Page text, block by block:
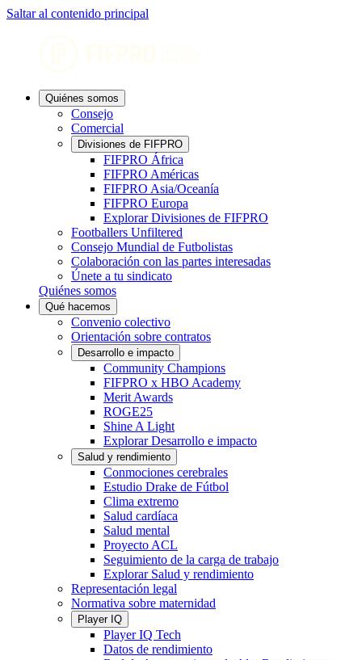
Saltar al contenido principal
Quiénes somos
Consejo
Comercial
Divisiones de FIFPRO
FIFPRO África
FIFPRO Américas
FIFPRO Asia/Oceanía
FIFPRO Europa
Explorar Divisiones de FIFPRO
Footballers Unfiltered
Consejo Mundial de Futbolistas
Colaboración con las partes interesadas
Únete a tu sindicato
Quiénes somos
Qué hacemos
Convenio colectivo
Orientación sobre contratos
Desarrollo e impacto
Community Champions
FIFPRO x HBO Academy
Merit Awards
ROGE25
Shine A Light
Explorar Desarrollo e impacto
Salud y rendimiento
Conmociones cerebrales
Estudio Drake de Fútbol
Clima extremo
Salud cardíaca
Salud mental
Proyecto ACL
Seguimiento de la carga de trabajo
Explorar Salud y rendimiento
Representación legal
Normativa sobre maternidad
Player IQ
Player IQ Tech
Datos de rendimiento